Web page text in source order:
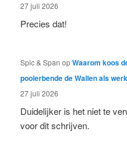
27 juli 2026
Precies dat!
Spic & Span opWaarom koos
pooierbende de Wallen als
27 juli 2026
Duidelijker is het niet te
voor dit schrijven.